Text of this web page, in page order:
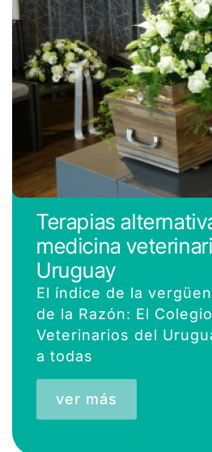
Terapias
medicina
Uruguay
El índice de la
de la Razón: El
Veterinarios del
a todas
ver más